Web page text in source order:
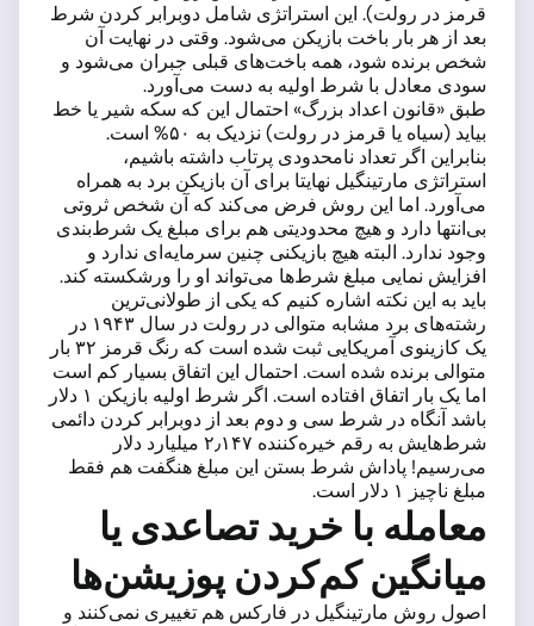
قرمز در رولت). این استراتژی شامل دوبرابر کردن شرط
بعد از هر بار باخت بازیکن می‌شود. وقتی در نهایت آن
شخص برنده شود، همه باخت‌های قبلی جبران می‌شود و
سودی معادل با شرط اولیه به دست می‌آورد.
طبق «قانون اعداد بزرگ» احتمال این که سکه شیر یا خط
بیاید (سیاه یا قرمز در رولت) نزدیک به ۵۰% است.
بنابراین اگر تعداد نامحدودی پرتاب داشته باشیم،
استراتژی مارتینگیل نهایتا برای آن بازیکن برد به همراه
می‌آورد. اما این روش فرض می‌کند که آن شخص ثروتی
بی‌انتها دارد و هیچ محدودیتی هم برای مبلغ یک شرط‌بندی
وجود ندارد. البته هیچ بازیکنی چنین سرمایه‌ای ندارد و
افزایش نمایی مبلغ شرط‌ها می‌تواند او را ورشکسته کند.
باید به این نکته اشاره کنیم که یکی از طولانی‌ترین
رشته‌های برد مشابه متوالی در رولت در سال ۱۹۴۳ در
یک کازینوی آمریکایی ثبت شده است که رنگ قرمز ۳۲ بار
متوالی برنده شده است. احتمال این اتفاق بسیار کم است
اما یک بار اتفاق افتاده است. اگر شرط اولیه بازیکن ۱ دلار
باشد آنگاه در شرط سی و دوم بعد از دوبرابر کردن دائمی
شرط‌هایش به رقم خیره‌کننده ۲٫۱۴۷ میلیارد دلار
می‌رسیم! پاداش شرط بستن این مبلغ هنگفت هم فقط
مبلغ ناچیز ۱ دلار است.
معامله با خرید تصاعدی یا
میانگین کم‌کردن پوزیشن‌ها
اصول روش مارتینگیل در فارکس هم تغییری نمی‌کنند و